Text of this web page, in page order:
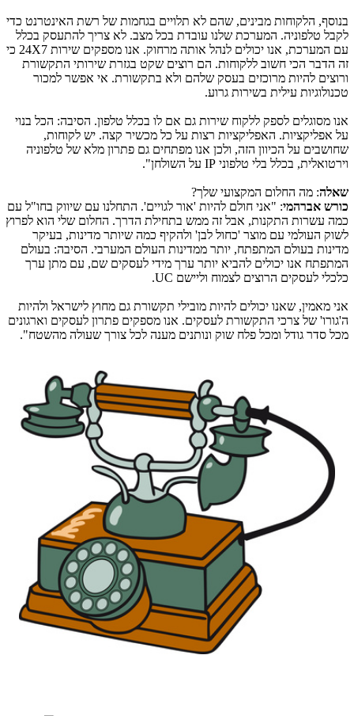
בנוסף, הלקוחות מבינים, שהם לא תלויים בגחמות של רשת האינטרנט כדי
לקבל טלפוניה. המערכת שלנו עובדת בכל מצב. לא צריך להתעסק בכלל
עם המערכת, אנו יכולים לנהל אותה מרחוק. אנו מספקים שירות 24X7 כי
זה הדבר הכי חשוב ללקוחות. הם רוצים שקט בגזרת שירותי התקשורת
ורוצים להיות מרוכזים בעסק שלהם ולא בתקשורת. אי אפשר למכור
טכנולוגיות עילית בשירות גרוע.
אנו מסוגלים לספק ללקוח שירות גם אם לו בכלל טלפון. הסיבה: הכל בנוי
על אפליקציות. האפליקציות רצות על כל מכשיר קצה. יש לקוחות,
שחושבים על הכיוון הזה, ולכן אנו מפתחים גם פתרון מלא של טלפוניה
וירטואלית, בכלל בלי טלפוני IP על השולחן".
שאלה: מה החלום המקצועי שלך?
כורש אברהמי: "אני חולם להיות 'אור לגויים'. התחלנו עם שיווק בחו"ל עם
כמה עשרות התקנות, אבל זה ממש בתחילת הדרך. החלום שלי הוא לפרוץ
לשוק העולמי עם מוצר 'כחול לבן' ולהקיף כמה שיותר מדינות, בעיקר
מדינות בעולם המתפתח, יותר ממדינות העולם המערבי. הסיבה: בעולם
המתפתח אנו יכולים להביא יותר ערך מידי לעסקים שם, עם מתן ערך
כלכלי לעסקים הרוצים לצמוח וליישם UC
.
אני מאמין, שאנו יכולים להיות מובילי תקשורת גם מחוץ לישראל ולהיות
ה'גורו' של צרכי התקשורת לעסקים. אנו מספקים פתרון לעסקים וארגונים
מכל סדר גודל ומכל פלח שוק ונותנים מענה לכל צורך שעולה מהשטח".